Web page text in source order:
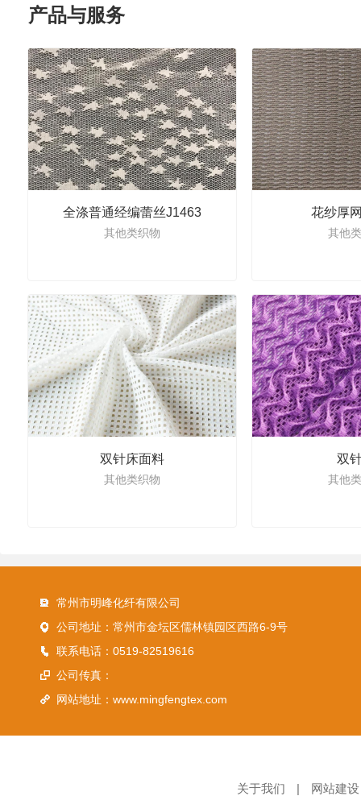
产品与服务
全涤普通经编蕾丝J1463
其他类织物
花纱厚
其他
双针床面料
其他类织物
双
其他
常州市明峰化纤有限公司
公司地址：常州市金坛区儒林镇园区西路6-9号
联系电话：0519-82519616
公司传真：
网站地址： www.mingfengtex.com
关于我们 | 网站建设